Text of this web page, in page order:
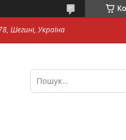
Шегині, Україна